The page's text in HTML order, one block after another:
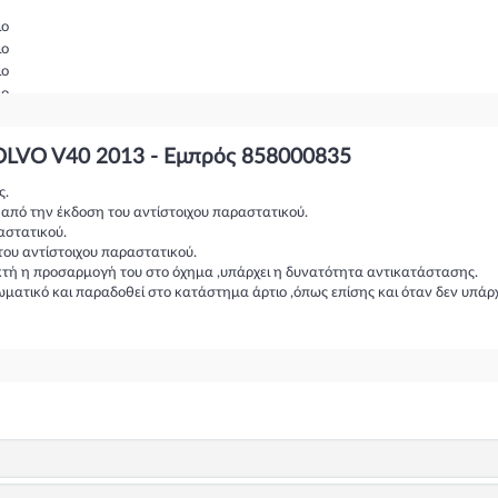
V40 2013 - Εμπρός 858000835
την έκδοση του αντίστοιχου παραστατικού.
αντίστοιχου παραστατικού.
η προσαρμογή του στο όχημα ,υπάρχει η δυνατότητα αντικατάστασης.
και παραδοθεί στο κατάστημα άρτιο ,όπως επίσης και όταν δεν